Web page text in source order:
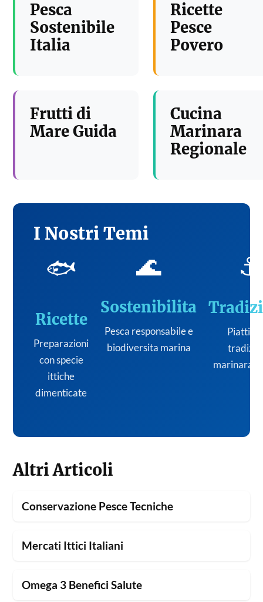
Pesca
Sostenibile
Italia
Ricette
Pesce
Povero
Frutti di
Mare Guida
Cucina
Marinara
Regionale
I Nostri Temi
🐟
Ricette
Preparazioni
con specie
ittiche
dimenticate
🌊
Sostenibilita
Pesca responsabile e
biodiversita marina
⚓
Piatti
marinara
Altri Articoli
Conservazione Pesce Tecniche
Mercati Ittici Italiani
Omega 3 Benefici Salute